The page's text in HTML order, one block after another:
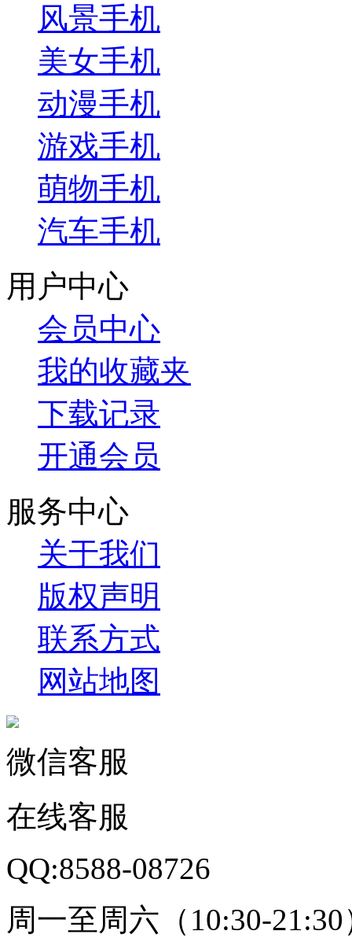
风景手机
美女手机
动漫手机
游戏手机
萌物手机
汽车手机
用户中心
会员中心
我的收藏夹
下载记录
开通会员
服务中心
关于我们
版权声明
联系方式
网站地图
微信客服
在线客服
QQ:8588-08726
周一至周六（10:30-21:30